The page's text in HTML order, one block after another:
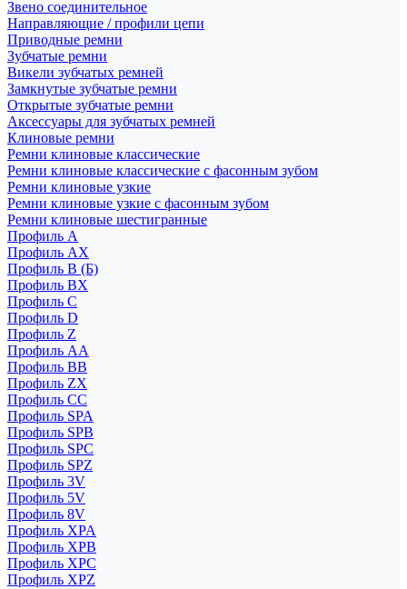
Звено соединительное
Направляющие / профили цепи
Приводные ремни
Зубчатые ремни
Викели зубчатых ремней
Замкнутые зубчатые ремни
Открытые зубчатые ремни
Аксессуары для зубчатых ремней
Клиновые ремни
Ремни клиновые классические
Ремни клиновые классические с фасонным зубом
Ремни клиновые узкие
Ремни клиновые узкие с фасонным зубом
Ремни клиновые шестигранные
Профиль A
Профиль AX
Профиль B (Б)
Профиль BX
Профиль C
Профиль D
Профиль Z
Профиль АА
Профиль BB
Профиль ZX
Профиль CC
Профиль SPA
Профиль SPB
Профиль SPC
Профиль SPZ
Профиль 3V
Профиль 5V
Профиль 8V
Профиль XPA
Профиль XPB
Профиль XPC
Профиль XPZ